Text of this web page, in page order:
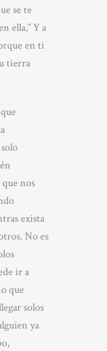
se te
ella,” Y a
en ti
tierra
nos
exista
No es
ir a
que
solos
ya